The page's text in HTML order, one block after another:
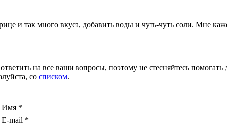
и так много вкуса, добавить воды и чуть-чуть соли. Мне
на все ваши вопросы, поэтому не стесняйтесь
со списком.
Имя *
E-mail *